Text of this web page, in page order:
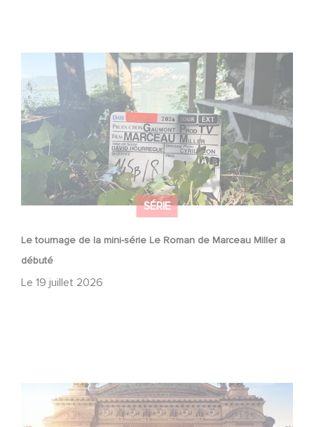
SÉRIE
Le tournage de la mini-série Le Roman de Marceau Miller a
débuté
Le 19 juillet 2026
Le tournage de la mini-série Le Roman de Marceau Miller
a débuté
Gaumont et Good Hero annoncent la suite de Ballerina